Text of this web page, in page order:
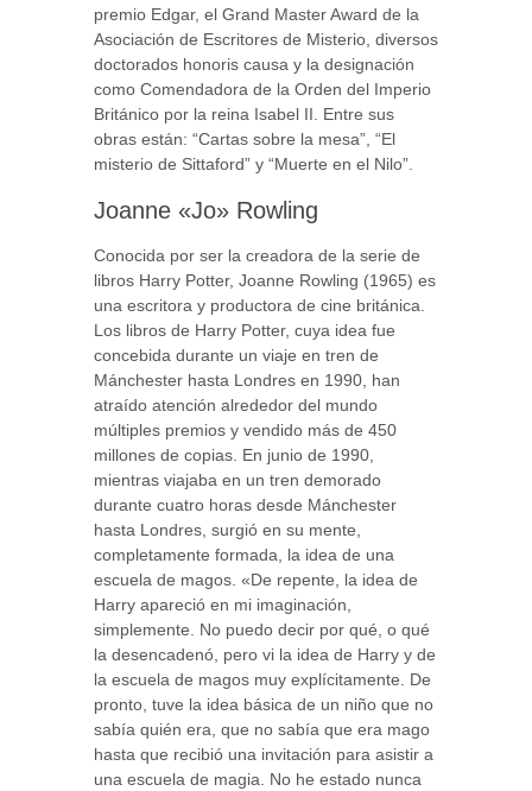
premio Edgar, el Grand Master Award de la
Asociación de Escritores de Misterio, diversos
doctorados honoris causa y la designación
como Comendadora de la Orden del Imperio
Británico por la reina Isabel II. Entre sus
obras están: “Cartas sobre la mesa”, “El
misterio de Sittaford” y “Muerte en el Nilo”.
Joanne «Jo» Rowling
Conocida por ser la creadora de la serie de
libros Harry Potter, Joanne Rowling (1965) es
una escritora y productora de cine británica.
Los libros de Harry Potter, cuya idea fue
concebida durante un viaje en tren de
Mánchester hasta Londres en 1990, han
atraído atención alrededor del mundo
múltiples premios y vendido más de 450
millones de copias. En junio de 1990,
mientras viajaba en un tren demorado
durante cuatro horas desde Mánchester
hasta Londres, surgió en su mente,
completamente formada, la idea de una
escuela de magos. «De repente, la idea de
Harry apareció en mi imaginación,
simplemente. No puedo decir por qué, o qué
la desencadenó, pero vi la idea de Harry y de
la escuela de magos muy explícitamente. De
pronto, tuve la idea básica de un niño que no
sabía quién era, que no sabía que era mago
hasta que recibió una invitación para asistir a
una escuela de magia. No he estado nunca